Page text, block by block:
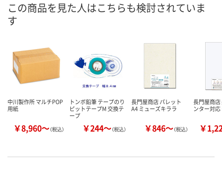
この商品を見た人はこちらも検討されていま
す
中川製作所 マルチPOP
用紙
￥8,960～（税込）
トンボ鉛筆 テープのり
ピットテープM 交換テ
ープ
￥244～（税込）
長門屋商店 パレット
A4 ミューズキララ
￥846～（税込）
長門屋商店
ンター対
￥